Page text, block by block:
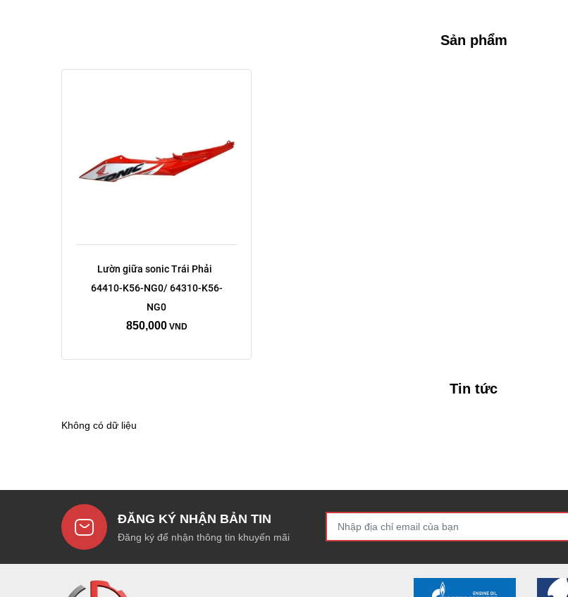
Sản phẩm
Lườn giữa sonic Trái Phải
64410-K56-NG0/ 64310-K56-
NG0
850,000 VND
Tin tức
Không có dữ liệu
ĐĂNG KÝ NHẬN BẢN TIN
Đăng ký để nhận thông tin khuyến mãi